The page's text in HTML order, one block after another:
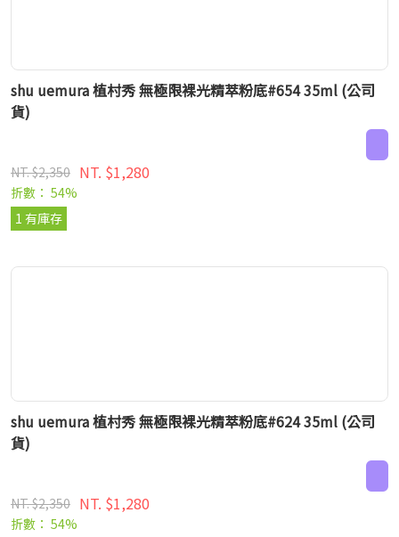
shu uemura 植村秀 無極限裸光精萃粉底#654 35ml (公司
貨)
NT. $2,350 NT. $1,280
折數： 54%
1 有庫存
shu uemura 植村秀 無極限裸光精萃粉底#624 35ml (公司
貨)
NT. $2,350 NT. $1,280
折數： 54%